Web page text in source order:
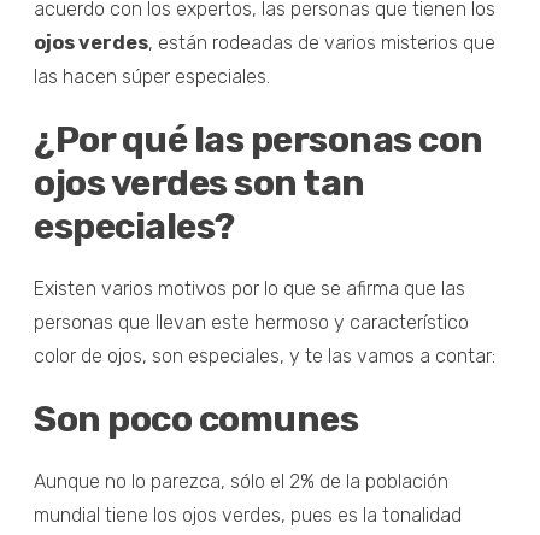
acuerdo con los expertos, las personas que tienen los
ojos verdes, están rodeadas de varios misterios que
las hacen súper especiales.
¿Por qué las personas con
ojos verdes son tan
especiales?
Existen varios motivos por lo que se afirma que las
personas que llevan este hermoso y característico
color de ojos, son especiales, y te las vamos a contar:
Son poco comunes
Aunque no lo parezca, sólo el 2% de la población
mundial tiene los ojos verdes, pues es la tonalidad